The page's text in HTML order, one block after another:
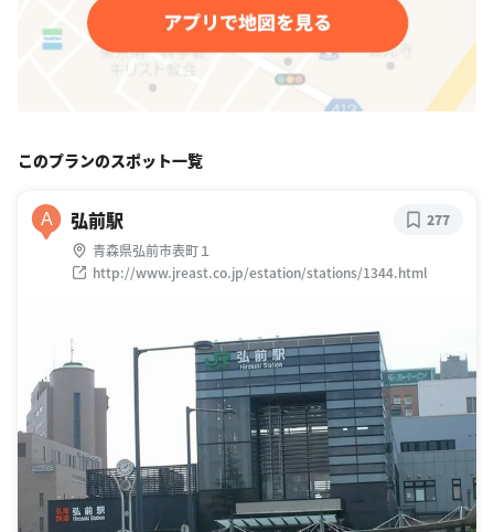
このプランのスポット一覧
A 弘前駅
青森県弘前市表町１
http://www.jreast.co.jp/estation/stations/1344.html
277